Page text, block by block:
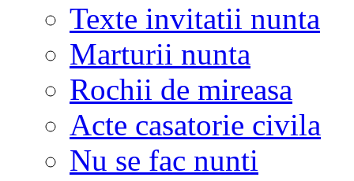
Texte invitatii nunta
Marturii nunta
Rochii de mireasa
Acte casatorie civila
Nu se fac nunti